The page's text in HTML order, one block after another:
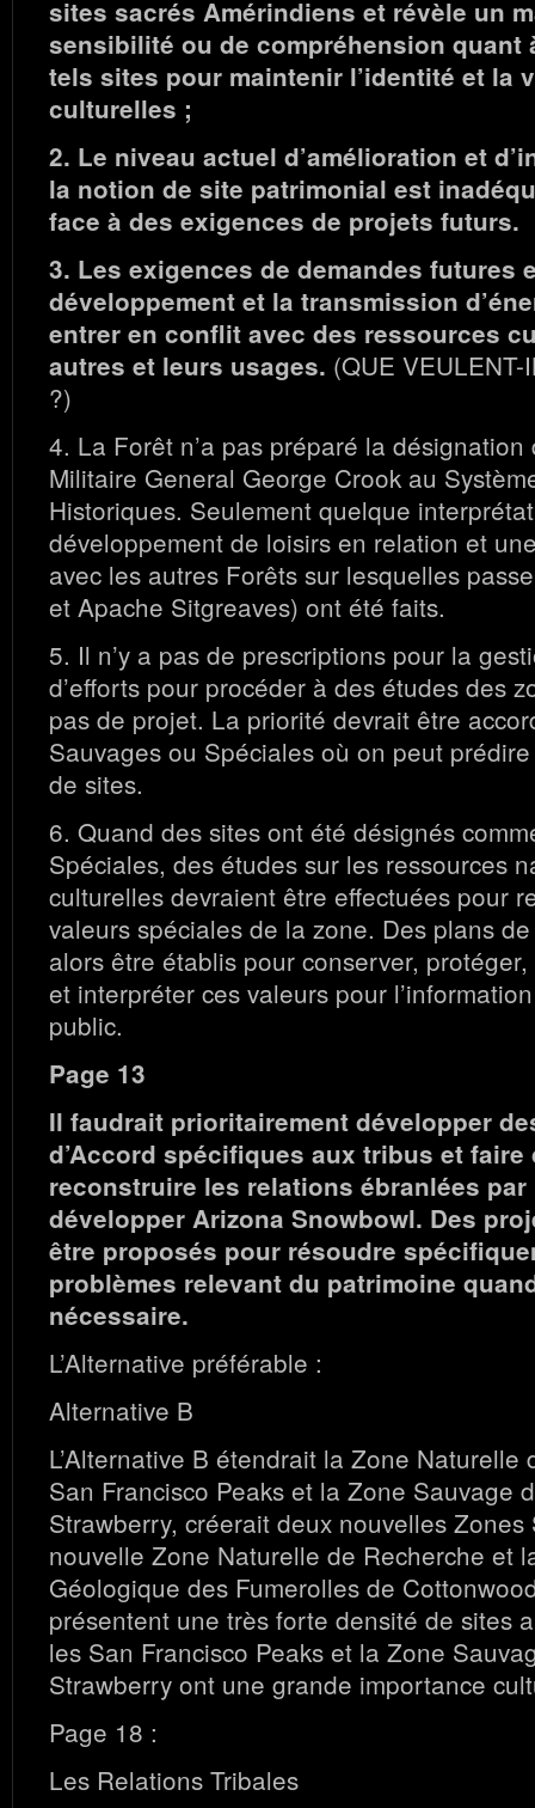
sites sacrés Amérindiens et révèle un
sensibilité ou de compréhension quant
tels sites pour maintenir l’identité et la
culturelles ;
2. Le niveau actuel d’amélioration et
la notion de site patrimonial est
face à des exigences de projets futurs.
3. Les exigences de demandes futures
développement et la transmission
entrer en conflit avec des ressources
autres et leurs usages. (QUE
?)
4. La Forêt n’a pas préparé la
Militaire General George Crook au
Historiques. Seulement quelque
développement de loisirs en relation et
avec les autres Forêts sur lesquelles
et Apache Sitgreaves) ont été faits.
5. Il n’y a pas de prescriptions pour la
d’efforts pour procéder à des études des
pas de projet. La priorité devrait être
Sauvages ou Spéciales où on peut
de sites.
6. Quand des sites ont été désignés
Spéciales, des études sur les ressources
culturelles devraient être effectuées pour
valeurs spéciales de la zone. Des plans
alors être établis pour conserver,
et interpréter ces valeurs pour
public.
Page 13
Il faudrait prioritairement développer
d’Accord spécifiques aux tribus et
reconstruire les relations ébranlées
développer Arizona Snowbowl. Des
être proposés pour résoudre
problèmes relevant du patrimoine
nécessaire.
L’Alternative préférable :
Alternative B
L’Alternative B étendrait la Zone Naturelle
San Francisco Peaks et la Zone Sauvage
Strawberry, créerait deux nouvelles
nouvelle Zone Naturelle de Recherche et
Géologique des Fumerolles de
présentent une très forte densité de sites
les San Francisco Peaks et la Zone
Strawberry ont une grande importance
Page 18 :
Les Relations Tribales